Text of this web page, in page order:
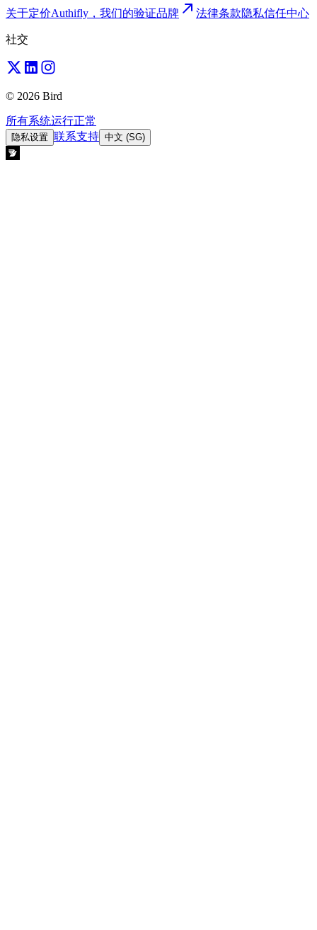
关于定价Authifly，我们的验证品牌 法律条款隐私信任中心
社交
© 2026 Bird
所有系统运行正常
隐私设置 联系支持 中文 (SG)